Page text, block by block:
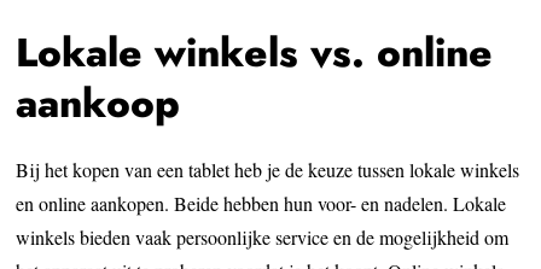
Lokale winkels vs. online
aankoop
Bij het kopen van een tablet heb je de keuze tussen lokale winkels
en online aankopen. Beide hebben hun voor- en nadelen. Lokale
winkels bieden vaak persoonlijke service en de mogelijkheid om